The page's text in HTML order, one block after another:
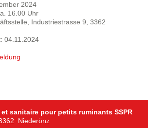
2024
16.00 Uhr
Industriestrasse 9, 3362
04.11.2024
sanitaire pour petits ruminants SSPR
Niederönz